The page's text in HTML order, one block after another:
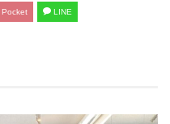
Pocket LINE